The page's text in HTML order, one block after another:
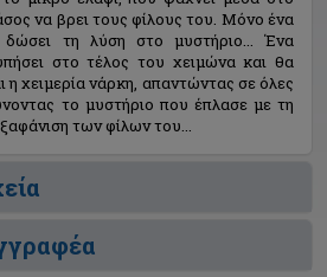
να βρει τους φίλους του. Μόνο ένα
δώσει τη λύση στο μυστήριο... Ένα
στο τέλος του χειμώνα και θα
η χειμερία νάρκη, απαντώντας σε όλες
το μυστήριο που έπλασε με τη
των φίλων του...